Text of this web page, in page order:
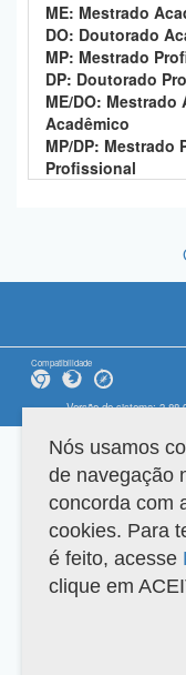
ME: Mestrado
DO: Doutorado
MP: Mestrado
DP: Doutorado
ME/DO:
Acadêmico
MP/DP: Mestrado
Profissional
Compatibilidade
Versão do sistema:
Nós usamos
de navegação
concorda com
cookies. Para
é feito, acesse
clique em